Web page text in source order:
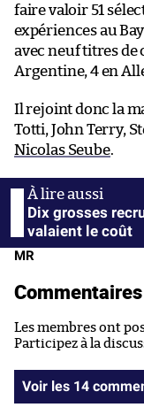
faire valoir 51
expériences au
avec neuf titres de
Argentine, 4 en
Il rejoint donc la
Totti, John Terry,
Nicolas Seube.
Dix grosses
valaient le coût
MR
Commentaires
Les membres ont
Participez à la
Voir les 14